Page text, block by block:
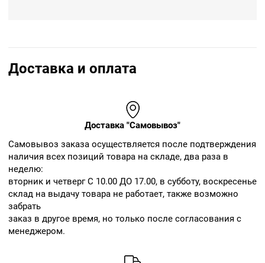
Доставка и оплата
Доставка "Самовывоз"
Cамовывоз заказа осуществляется после подтверждения
наличия всех позиций товара на складе, два раза в
неделю:
вторник и четверг С 10.00 ДО 17.00, в субботу, воскресенье
склад на выдачу товара не работает, также возможно
забрать
заказ в другое время, но только после согласования с
менеджером.